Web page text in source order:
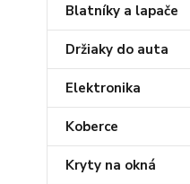
Blatníky a lapače
Držiaky do auta
Elektronika
Koberce
Kryty na okná